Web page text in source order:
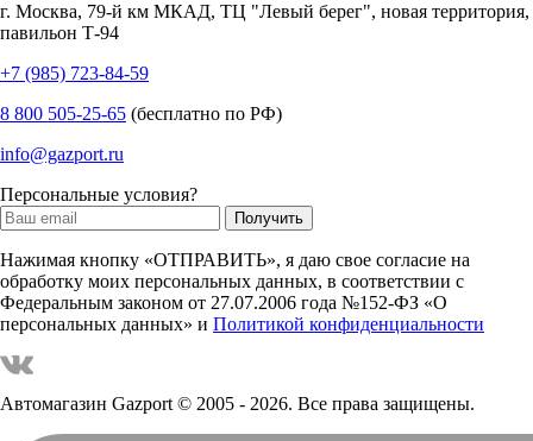
г. Москва, 79-й км МКАД, ТЦ "Левый берег", новая территория,
павильон Т-94
+7 (985) 723-84-59
8 800 505-25-65 (бесплатно по РФ)
info@gazport.ru
Персональные условия?
Нажимая кнопку «ОТПРАВИТЬ», я даю свое согласие на
обработку моих персональных данных, в соответствии с
Федеральным законом от 27.07.2006 года №152-ФЗ «О
персональных данных» и Политикой конфиденциальности
Автомагазин Gazport© 2005 - 2026. Все права защищены.